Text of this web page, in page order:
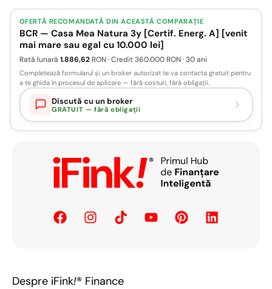
OFERTĂ RECOMANDATĂ DIN ACEASTĂ COMPARAȚIE
BCR — Casa Mea Natura 3y [Certif. Energ. A] [venit
mai mare sau egal cu 10.000 lei]
Rată lunară 1.886,62RON · Credit 360.000 RON · 30 ani
Completează formularul și un broker autorizat te va contacta gratuit pentru
a te ghida în procesul de aplicare — fără costuri, fără obligații.
Discută cu un broker
GRATUIT — fără obligații
Despre iFink!® Finance